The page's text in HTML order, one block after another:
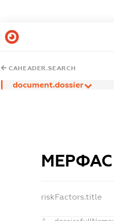
CAHEADER.SEARCH
document.dossier
МЕРФАС
riskFactors.title